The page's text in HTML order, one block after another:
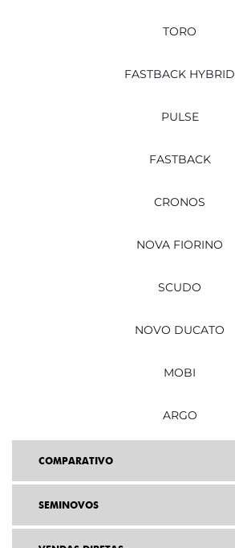
TORO
FASTBACK HYBRID
PULSE
FASTBACK
CRONOS
NOVA FIORINO
SCUDO
NOVO DUCATO
MOBI
ARGO
COMPARATIVO
SEMINOVOS